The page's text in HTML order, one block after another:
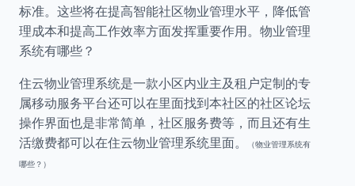
标准。这些将在提高智能社区物业管理水平，降低管
理成本和提高工作效率方面发挥重要作用。物业管理
系统有哪些？
住云物业管理系统是一款小区内业主及租户定制的专
属移动服务平台还可以在里面找到本社区的社区论坛
操作界面也是非常简单，社区服务费等，而且还有生
活缴费都可以在住云物业管理系统里面。
（物业管理系统有
哪些？）